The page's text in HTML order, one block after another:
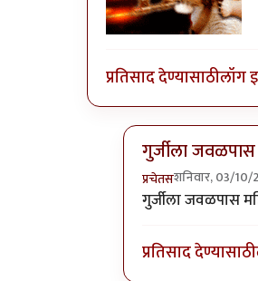
प्रतिसाद देण्यासाठीलॉग
गुर्जीला
प्रचेतसशनिवार, 03/10/
In reply toहलकट
गुर्जीला जवळपास
प्रतिसाद देण्यासाठी